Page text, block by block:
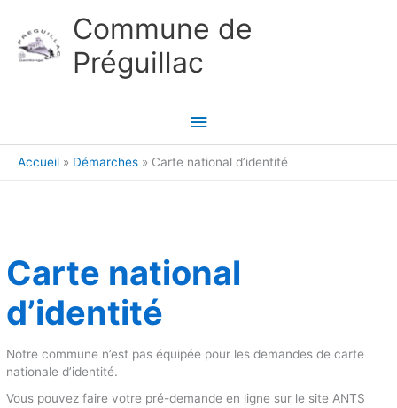
Commune de
Préguillac
Menu
principal
Accueil Démarches Carte national d’identité
Carte national
d’identité
Notre commune n’est pas équipée pour les demandes de carte
nationale d’identité.
Vous pouvez faire votre pré-demande en ligne sur le site ANTS